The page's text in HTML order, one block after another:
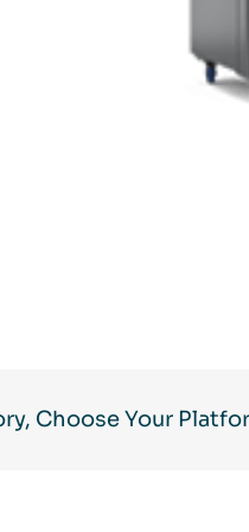
Choose Your